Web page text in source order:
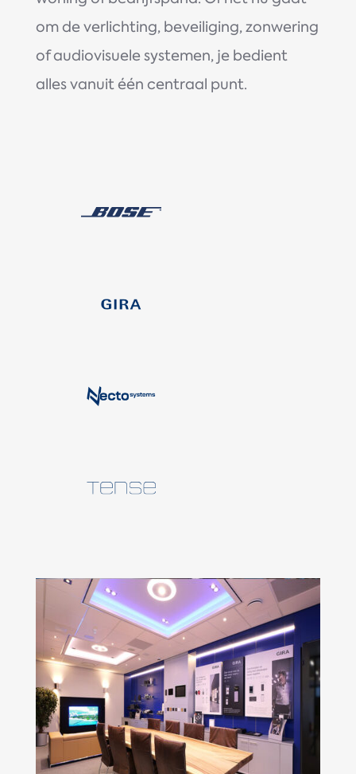
om de verlichting, beveiliging, zonwering
of audiovisuele systemen, je bedient
alles vanuit één centraal punt.